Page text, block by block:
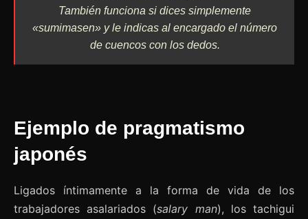
También funciona si dices simplemente
«sumimasen» y le indicas al encargado el número
de cuencos con los dedos.
Ejemplo de pragmatismo
japonés
Ligados íntimamente a la forma de vida de los
trabajadores asalariados (salary man), los tachigui